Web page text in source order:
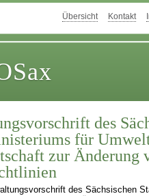
Übersicht Kontakt
des
für
zur Änderung
des Sächsischen